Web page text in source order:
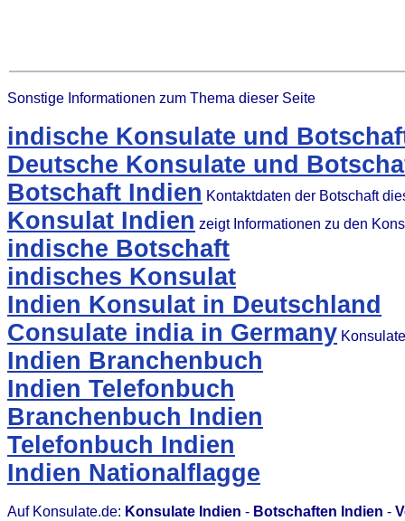
Sonstige Informationen zum Thema dieser Seite
indische Konsulate und
Deutsche Konsulate und
Botschaft Indien Kontaktdaten der Botschaft
Konsulat Indien zeigt Informationen zu den
indische Botschaft
indisches Konsulat
Indien Konsulat in Deutschland
Consulate india in Germany
Indien Branchenbuch
Indien Telefonbuch
Branchenbuch Indien
Telefonbuch Indien
Indien Nationalflagge
Auf Konsulate.de: Konsulate Indien - Botschaften Indien -